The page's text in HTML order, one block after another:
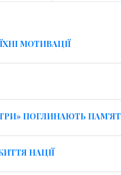
МОТИВАЦІЇ
ПОГЛИНАЮТЬ
НАЦІЇ